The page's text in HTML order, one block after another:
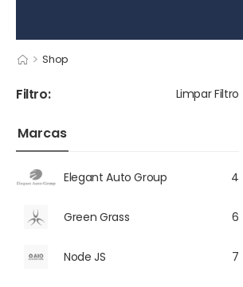
> Shop
Filtro: Limpar Filtro
Marcas
Elegant Auto Group 4
Green Grass 6
Node JS 7